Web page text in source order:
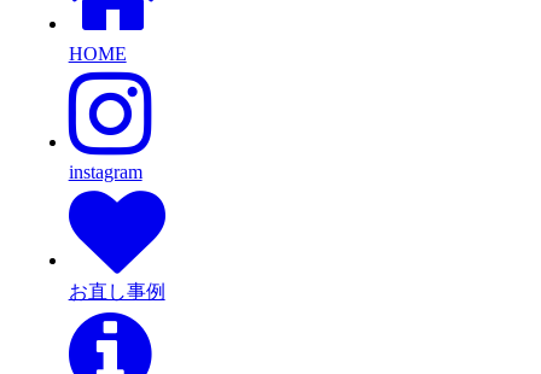
HOME
instagram
お直し事例